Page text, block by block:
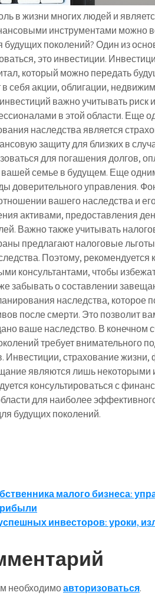
в жизни многих людей и
инструментами можно
будущих поколений? Один из
это инвестиции.
который можно передать
себя акции, облигации,
важно учитывать риск
в этой области.
наследства является
защиту для близких в
для погашения долгов,
семье в будущем. Еще
доверительного управления.
вашего наследства и
активами, предоставления
Важно также учитывать
предлагают налоговые
Поэтому, рекомендуется
консультантами, чтобы
забывать о составлении
наследства, которое
после смерти. Это позволит
ваше наследство. В конечном
требует внимательного
страхование
являются лишь
консультироваться с
для наиболее
будущих поколений.
малого бизнеса:
инвесторов: уроки,
необходимоавторизоваться.